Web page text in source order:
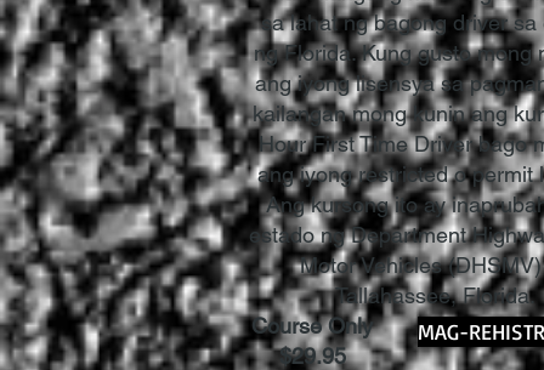
sa lahat ng bagong driver sa
ng Florida. Kung gusto mong
ang iyong lisensya sa
kailangan mong kunin ang
Hour First Time Driver bago
ang iyong restricted o permit
Ang kursong ito ay
estado ng Department
Motor Vehicles
Tallahassee, Florida.
MAG-
Course Only
$29.95